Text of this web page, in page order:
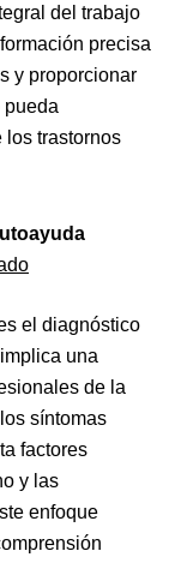
del trabajo
precisa
y proporcionar
pueda
los trastornos
el diagnóstico
una
de la
síntomas
factores
y las
enfoque